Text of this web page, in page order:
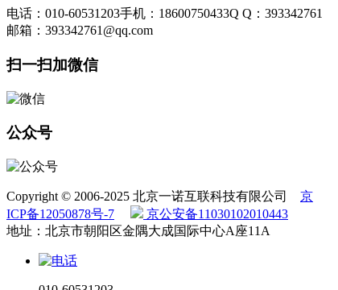
电话：010-60531203手机：18600750433Q Q：393342761
邮箱：393342761@qq.com
扫一扫加微信
公众号
Copyright © 2006-2025 北京一诺互联科技有限公司 京
ICP备12050878号-7
京公安备11030102010443
地址：北京市朝阳区金隅大成国际中心A座11A